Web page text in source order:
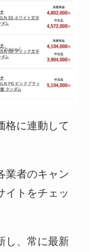
格に連動して
業者のキャン
イトをチェッ
し、常に最新